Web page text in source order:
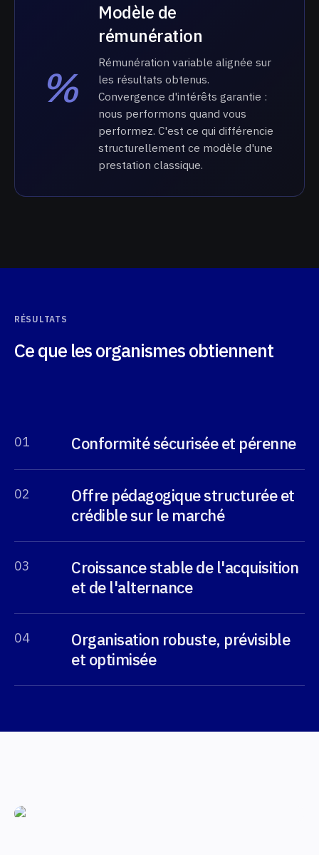
%
Modèle de
rémunération
Rémunération variable alignée sur
les résultats obtenus.
Convergence d'intérêts garantie :
nous performons quand vous
performez. C'est ce qui différencie
structurellement ce modèle d'une
prestation classique.
RÉSULTATS
Ce que les organismes obtiennent
01 Conformité sécurisée et pérenne
02
Offre pédagogique structurée et
crédible sur le marché
03
Croissance stable de l'acquisition
et de l'alternance
04
Organisation robuste, prévisible
et optimisée